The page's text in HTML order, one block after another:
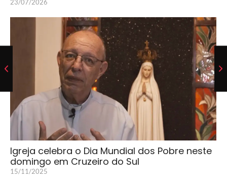
23/07/2026
Igreja celebra o Dia Mundial dos Pobre neste
domingo em Cruzeiro do Sul
15/11/2025